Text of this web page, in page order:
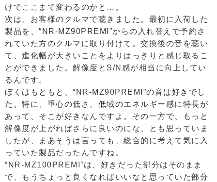
けでここまで変わるのかと…。
次は、お客様のクルマで聴きました。最初に入荷した
製品を、“NR-MZ90PREMI”からの入れ替えで予約さ
れていた方のクルマに取り付けて。交換後の音を聴い
て、進化幅が大きいことをよりはっきりと感じ取るこ
とができました。解像度とS/N感が相当に向上してい
るんです。
ぼくはもともと、“NR-MZ90PREMI”の音は好きでし
た。特に、重心の低さ、低域のエネルギー感に特長が
あって、そこが好きなんですよ。その一方で、もっと
解像度が上がればさらに良いのにな、とも思っていま
したが、まあそうは言っても、総合的に考えて気に入
っていた製品だったんですね。
“NR-MZ100PREMI”は、好きだった部分はそのまま
で、もうちょっと良くなればいいなと思っていた部分